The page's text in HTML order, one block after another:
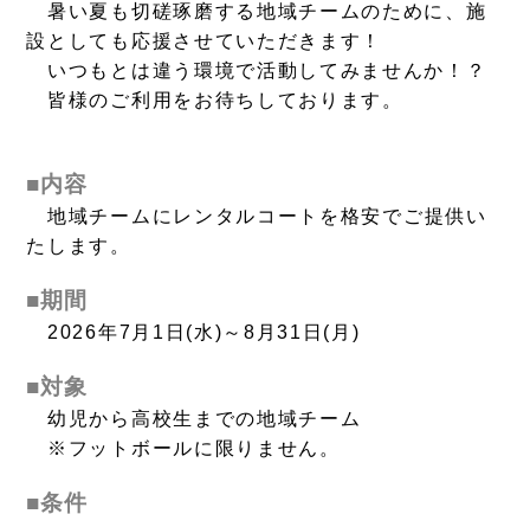
暑い夏も切磋琢磨する地域チームのために、施
設としても応援させていただきます！
いつもとは違う環境で活動してみませんか！？
皆様のご利用をお待ちしております。
■内容
地域チームにレンタルコートを格安でご提供い
たします。
■期間
2026年7月1日(水)～8月31日(月)
■対象
幼児から高校生までの地域チーム
※フットボールに限りません。
■条件